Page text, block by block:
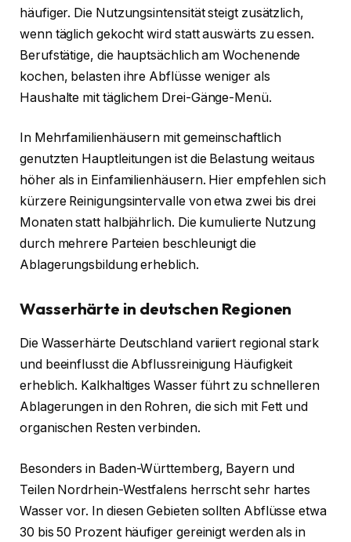
häufiger. Die Nutzungsintensität steigt zusätzlich,
wenn täglich gekocht wird statt auswärts zu essen.
Berufstätige, die hauptsächlich am Wochenende
kochen, belasten ihre Abflüsse weniger als
Haushalte mit täglichem Drei-Gänge-Menü.
In Mehrfamilienhäusern mit gemeinschaftlich
genutzten Hauptleitungen ist die Belastung weitaus
höher als in Einfamilienhäusern. Hier empfehlen sich
kürzere Reinigungsintervalle von etwa zwei bis drei
Monaten statt halbjährlich. Die kumulierte Nutzung
durch mehrere Parteien beschleunigt die
Ablagerungsbildung erheblich.
Wasserhärte in deutschen Regionen
Die Wasserhärte Deutschland variiert regional stark
und beeinflusst die Abflussreinigung Häufigkeit
erheblich. Kalkhaltiges Wasser führt zu schnelleren
Ablagerungen in den Rohren, die sich mit Fett und
organischen Resten verbinden.
Besonders in Baden-Württemberg, Bayern und
Teilen Nordrhein-Westfalens herrscht sehr hartes
Wasser vor. In diesen Gebieten sollten Abflüsse etwa
30 bis 50 Prozent häufiger gereinigt werden als in